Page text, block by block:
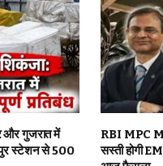
और गुजरात में
स्टेशन से 500
RBI MPC
सस्ती होगी